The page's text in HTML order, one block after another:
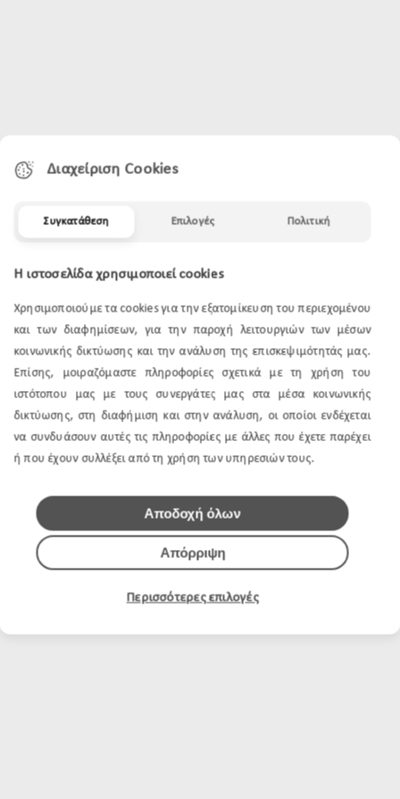
Διαχείριση Cookies
Συγκατάθεση Επιλογές Πολιτική
Η ιστοσελίδα χρησιμοποιεί cookies
Χρησιμοποιούμε τα cookies για την εξατομίκευση του περιεχομένου
και των διαφημίσεων, για την παροχή λειτουργιών των μέσων
κοινωνικής δικτύωσης και την ανάλυση της επισκεψιμότητάς μας.
Επίσης, μοιραζόμαστε πληροφορίες σχετικά με τη χρήση του
ιστότοπου μας με τους συνεργάτες μας στα μέσα κοινωνικής
δικτύωσης, στη διαφήμιση και στην ανάλυση, οι οποίοι ενδέχεται
να συνδυάσουν αυτές τις πληροφορίες με άλλες που έχετε παρέχει
ή που έχουν συλλέξει από τη χρήση των υπηρεσιών τους.
Απόρριψη
Αποδοχή όλων
Περισσότερες επιλογές